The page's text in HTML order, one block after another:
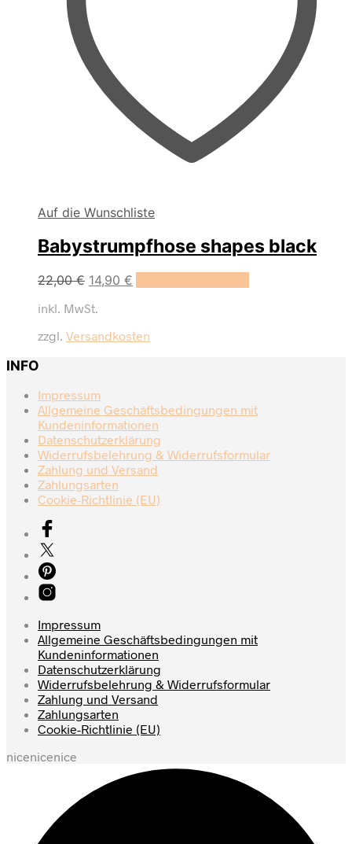
Auf die Wunschliste
Babystrumpfhose shapes black
22,00€ 14,90 €
auf
gewählt
inkl. MwSt.
zzgl. Versandkosten
INFO
Impressum
Allgemeine Geschäftsbedingungen mit
Kundeninformationen
Datenschutzerklärung
Widerrufsbelehrung & Widerrufsformular
Zahlung und Versand
Zahlungsarten
Cookie-Richtlinie (EU)
Impressum
Allgemeine Geschäftsbedingungen mit
Kundeninformationen
Datenschutzerklärung
Widerrufsbelehrung & Widerrufsformular
Zahlung und Versand
Zahlungsarten
Cookie-Richtlinie (EU)
nicenicenice